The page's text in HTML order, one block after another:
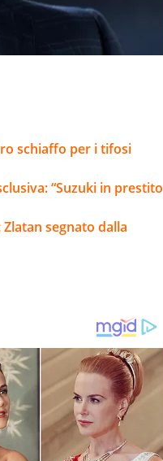
schiaffo per i tifosi
“Suzuki in prestito
segnato dalla